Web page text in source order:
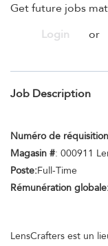
Get future jobs
Login
or
Job Description
Numéro de
Magasin #: 000911
Poste:Full-Time
Rémunération
LensCrafters est un